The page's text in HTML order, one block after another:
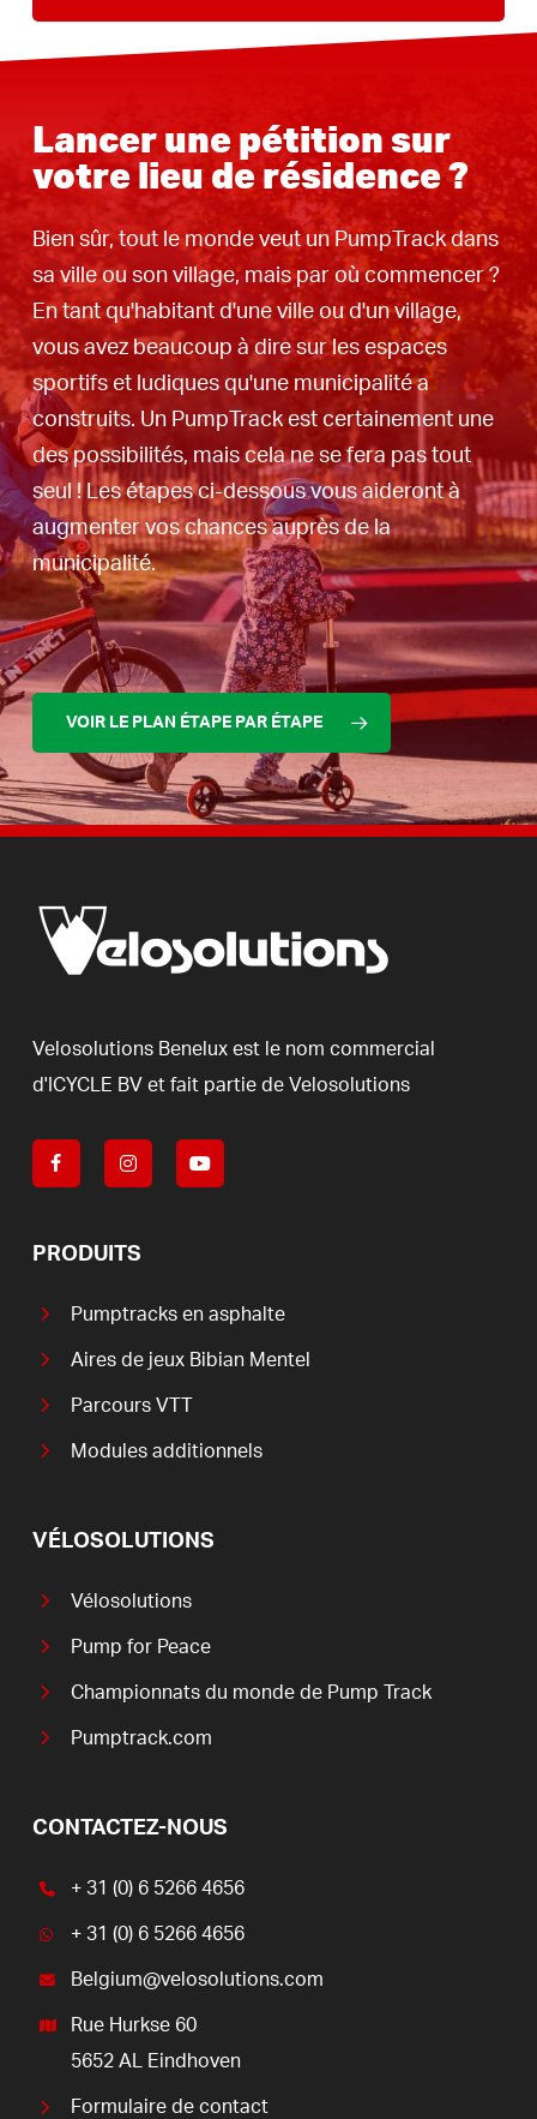
Lancer une pétition sur
votre lieu de résidence ?
Bien sûr, tout le monde veut un PumpTrack dans
sa ville ou son village, mais par où commencer ?
En tant qu'habitant d'une ville ou d'un village,
vous avez beaucoup à dire sur les espaces
sportifs et ludiques qu'une municipalité a
construits. Un PumpTrack est certainement une
des possibilités, mais cela ne se fera pas tout
seul ! Les étapes ci-dessous vous aideront à
augmenter vos chances auprès de la
municipalité.
VOIR LE PLAN ÉTAPE PAR ÉTAPE
Velosolutions Benelux est le nom commercial
d'ICYCLE BV et fait partie de Velosolutions
PRODUITS
Pumptracks en asphalte
Aires de jeux Bibian Mentel
Parcours VTT
Modules additionnels
VÉLOSOLUTIONS
Vélosolutions
Pump for Peace
Championnats du monde de Pump Track
Pumptrack.com
CONTACTEZ-NOUS
+ 31 (0) 6 5266 4656
+ 31 (0) 6 5266 4656
Belgium@velosolutions.com
Rue Hurkse 60
5652 AL Eindhoven
Formulaire de contact